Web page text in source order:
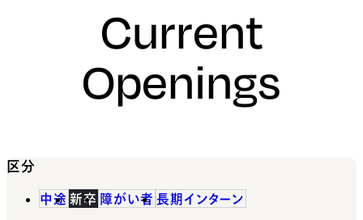
Current
Openings
区分
中途 新卒 障がい者 長期インターン